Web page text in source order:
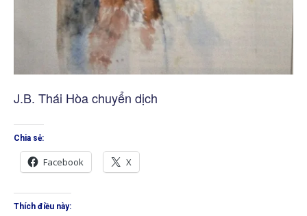
J.B. Thái Hòa chuyển dịch
Chia sẻ:
Facebook X
Thích điều này: